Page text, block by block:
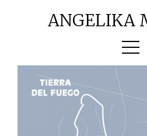
ANGELIKA
OEUVRES
BIO